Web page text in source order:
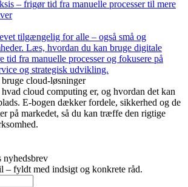
– frigør tid fra manuelle processer til mere
tilgængelig for alle – også små og
Læs, hvordan du kan bruge digitale
fra manuelle processer og fokusere på
og strategisk udvikling.
cloud-løsninger
cloud computing er, og hvordan det kan
E-bogen dækker fordele, sikkerhed og de
på markedet, så du kan træffe den rigtige
nyhedsbrev
– fyldt med indsigt og konkrete råd.